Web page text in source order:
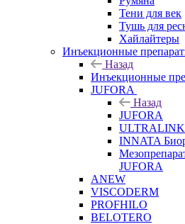
Тени для век
Тушь для
Хайлайтеры
Инъекционные
Назад
Инъекционные
JUFORA
Назад
JUFORA
INNATA
JUFORA
ANEW
VISCODERM
PROFHILO
BELOTERO